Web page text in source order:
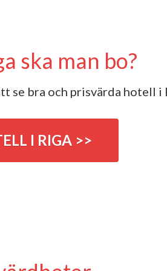
ska man bo?
se bra och prisvärda hotell i
I RIGA >>